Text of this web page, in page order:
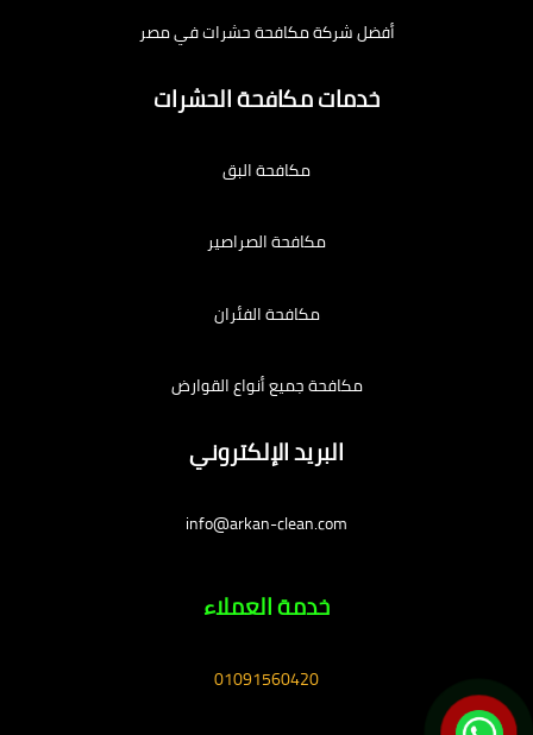
أفضل شركة مكافحة حشرات في مصر
خدمات مكافحة الحشرات
مكافحة البق
مكافحة الصراصير
مكافحة الفئران
مكافحة جميع أنواع القوارض
البريد الإلكتروني
info@arkan-clean.com
خدمة العملاء
01091560420